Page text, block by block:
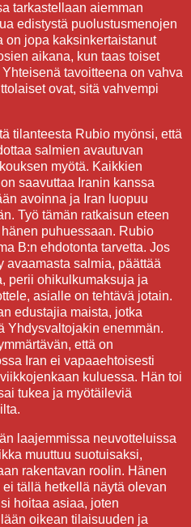
tarkastellaan aiemman
edistystä puolustusmenojen
on jopa kaksinkertaistanut
aikana, kun taas toiset
tavoitteena on vahva
ovat, sitä vahvempi
tilanteesta Rubio myönsi, että
salmien avautuvan
myötä. Kaikkien
saavuttaa Iranin kanssa
avoinna ja Iran luopuu
Työ tämän ratkaisun eteen
puhuessaan. Rubio
B:n ehdotonta tarvetta. Jos
avaamasta salmia, päättää
perii ohikulkumaksuja ja
asialle on tehtävä jotain.
edustajia maista, jotka
Yhdysvaltojakin enemmän.
että on
Iran ei vapaaehtoisesti
kuluessa. Hän toi
tukea ja myötäileviä
laajemmissa neuvotteluissa
muuttuu suotuisaksi,
rakentavan roolin. Hänen
tällä hetkellä näytä olevan
hoitaa asiaa, joten
oikean tilaisuuden ja